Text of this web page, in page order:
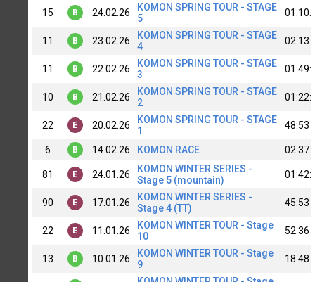
15 B 24.02.26
KOMON SPRING TOUR - STAGE
5
11 B 23.02.26
KOMON SPRING TOUR - STAGE
4
11 B 22.02.26
KOMON SPRING TOUR - STAGE
3
10 B 21.02.26
KOMON SPRING TOUR - STAGE
2
22 E 20.02.26
KOMON SPRING TOUR - STAGE
1
48:53
6 B 14.02.26 KOMON RACE
81 E 24.01.26
KOMON WINTER SERIES -
Stage 5 (mountain)
90 E 17.01.26
KOMON WINTER SERIES -
Stage 4 (TT)
45:53
22 E 11.01.26
KOMON WINTER TOUR - Stage
10
52:36
13 B 10.01.26
KOMON WINTER TOUR - Stage
9
18:48